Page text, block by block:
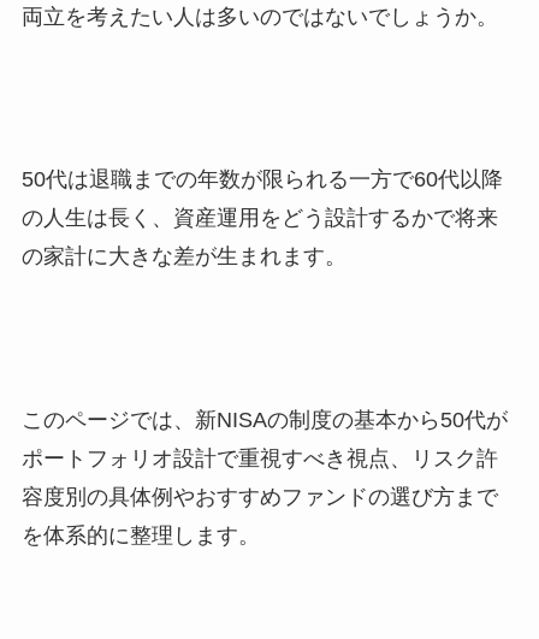
両立を考えたい人は多いのではないでしょうか。
50代は退職までの年数が限られる一方で60代以降
の人生は長く、資産運用をどう設計するかで将来
の家計に大きな差が生まれます。
このページでは、新NISAの制度の基本から50代が
ポートフォリオ設計で重視すべき視点、リスク許
容度別の具体例やおすすめファンドの選び方まで
を体系的に整理します。